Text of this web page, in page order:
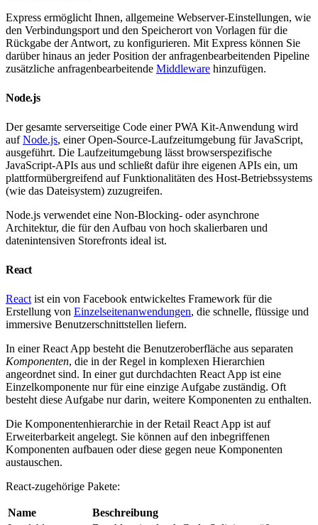
Express ermöglicht Ihnen, allgemeine Webserver-Einstellungen, wie
den Verbindungsport und den Speicherort von Vorlagen für die
Rückgabe der Antwort, zu konfigurieren. Mit Express können Sie
darüber hinaus an jeder Position der anfragenbearbeitenden Pipeline
zusätzliche anfragenbearbeitende Middleware hinzufügen.
Node.js
Der gesamte serverseitige Code einer PWA Kit-Anwendung wird
aufNode.js, einer Open-Source-Laufzeitumgebung für JavaScript,
ausgeführt. Die Laufzeitumgebung lässt browserspezifische
JavaScript-APIs aus und schließt dafür ihre eigenen APIs ein, um
plattformübergreifend auf Funktionalitäten des Host-Betriebssystems
(wie das Dateisystem) zuzugreifen.
Node.js verwendet eine Non-Blocking- oder asynchrone
Architektur, die für den Aufbau von hoch skalierbaren und
datenintensiven Storefronts ideal ist.
React
React ist ein von Facebook entwickeltes Framework für die
Erstellung von Einzelseitenanwendungen, die schnelle, flüssige und
immersive Benutzerschnittstellen liefern.
In einer React App besteht die Benutzeroberfläche aus separaten
Komponenten, die in der Regel in komplexen Hierarchien
angeordnet sind. In einer gut durchdachten React App ist eine
Einzelkomponente nur für eine einzige Aufgabe zuständig. Oft
besteht diese Aufgabe nur darin, weitere Komponenten zu enthalten.
Die Komponentenhierarchie in der Retail React App ist auf
Erweiterbarkeit angelegt. Sie können auf den inbegriffenen
Komponenten aufbauen oder diese gegen neue Komponenten
austauschen.
React-zugehörige Pakete:
Name
Beschreibung